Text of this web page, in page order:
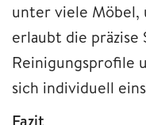
unter viele Möbel,
erlaubt die präzise
Reinigungsprofile
sich individuell
Fazit